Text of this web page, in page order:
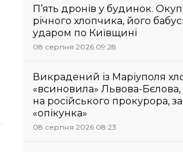
П’ять дронів у будинок.
річного хлопчика, його
ударом по Київщині
08 серпня 2026 09:28
Викрадений із Маріуполя
«всиновила» Львова-
на російського прокурора,
«опікунка»
08 серпня 2026 08:23